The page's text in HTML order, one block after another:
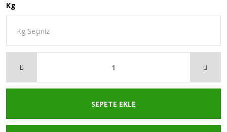
Kg
SEPETE EKLE